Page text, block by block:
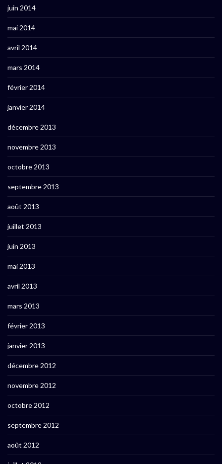
juin 2014
mai 2014
avril 2014
mars 2014
février 2014
janvier 2014
décembre 2013
novembre 2013
octobre 2013
septembre 2013
août 2013
juillet 2013
juin 2013
mai 2013
avril 2013
mars 2013
février 2013
janvier 2013
décembre 2012
novembre 2012
octobre 2012
septembre 2012
août 2012